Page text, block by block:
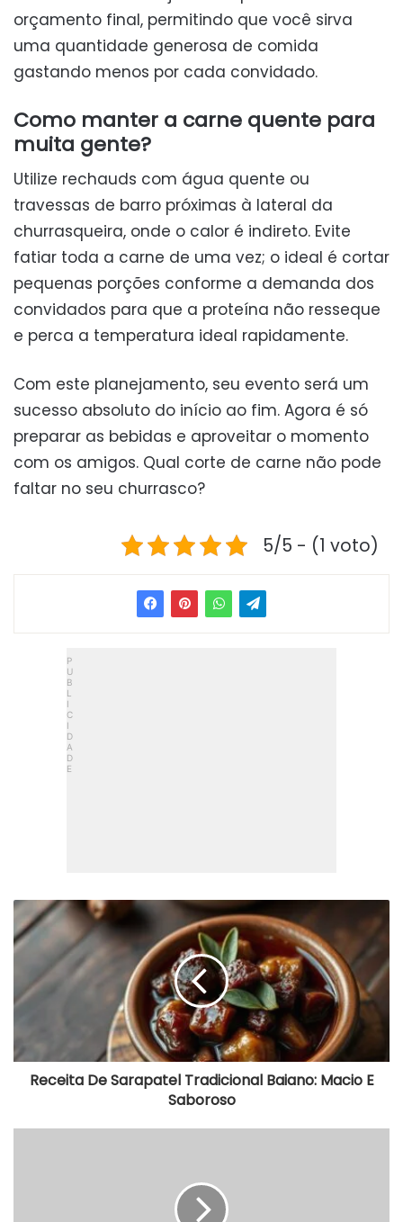
orçamento final, permitindo que você sirva
uma quantidade generosa de comida
gastando menos por cada convidado.
Como manter a carne quente para
muita gente?
Utilize rechauds com água quente ou
travessas de barro próximas à lateral da
churrasqueira, onde o calor é indireto. Evite
fatiar toda a carne de uma vez; o ideal é cortar
pequenas porções conforme a demanda dos
convidados para que a proteína não resseque
e perca a temperatura ideal rapidamente.
Com este planejamento, seu evento será um
sucesso absoluto do início ao fim. Agora é só
preparar as bebidas e aproveitar o momento
com os amigos. Qual corte de carne não pode
faltar no seu churrasco?
5/5 - (1 voto)
Receita
De
Sarapatel
Tradicional
Baiano:
Macio
E
Receita De Sarapatel Tradicional Baiano: Macio E
Saboroso
Feijoada